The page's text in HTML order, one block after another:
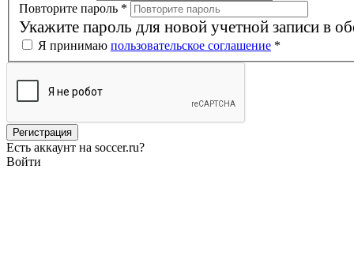
Повторите пароль *
Укажите пароль для новой учетной записи в
Я принимаю пользовательское соглашение *
Есть аккаунт на soccer.ru?
Войти